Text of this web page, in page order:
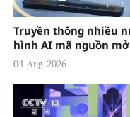
Truyền thông nhiều
hình AI mã nguồn
04-Aug-2026